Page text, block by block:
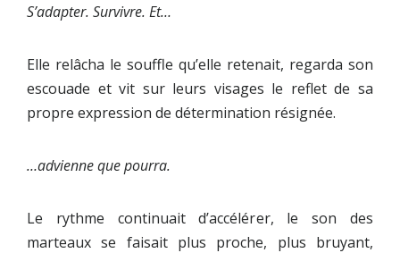
S’adapter. Survivre. Et…
Elle relâcha le souffle qu’elle retenait, regarda son
escouade et vit sur leurs visages le reflet de sa
propre expression de détermination résignée.
…advienne que pourra.
Le rythme continuait d’accélérer, le son des
marteaux se faisait plus proche, plus bruyant,